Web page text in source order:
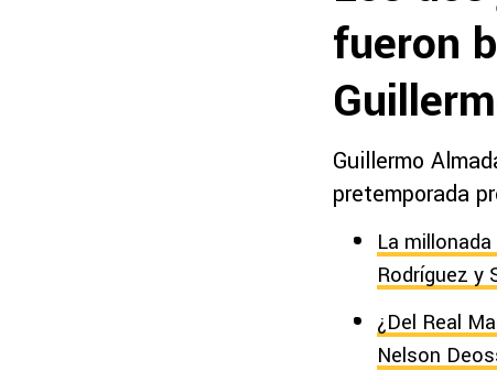
fueron
Guillermo
pretemporada
La
Rodríguez y
¿Del Real
Nelson